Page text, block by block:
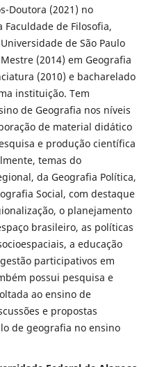
Doutora (2021) no
de Filosofia,
de São Paulo
(2014) em Geografia
(2010) e bacharelado
instituição. Tem
de Geografia nos níveis
de material didático
e produção científica
temas do
da Geografia Política,
Social, com destaque
o planejamento
brasileiro, as políticas
a educação
participativos em
possui pesquisa e
ao ensino de
e propostas
de geografia no ensino